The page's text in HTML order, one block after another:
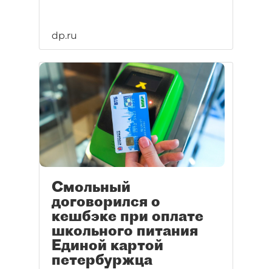
dp.ru
Смольный
договорился о
кешбэке при оплате
школьного питания
Единой картой
петербуржца